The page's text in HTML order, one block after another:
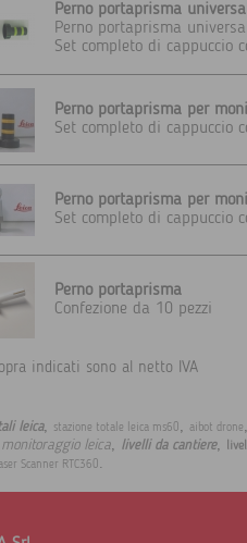
Perno portaprisma
Perno portaprisma
Set completo di
Perno portaprisma per
Set completo di cappuccio
Perno portaprisma per
Set completo di
Perno portaprisma
Confezione da 10 pezzi
indicati sono al netto IVA
leica, stazione totale leica ms60, aibot drone,
leica, livelli da cantiere,
Scanner RTC360.